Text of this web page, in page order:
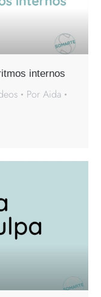
internos
Por Aida